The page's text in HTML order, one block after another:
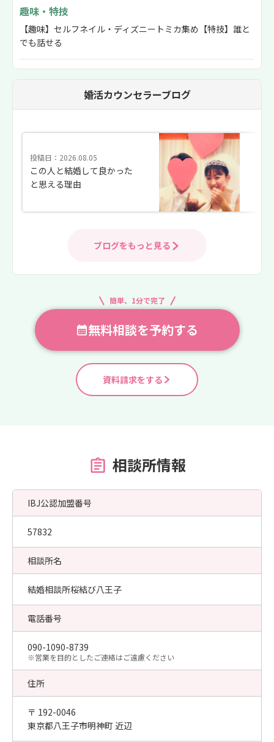
趣味・特技
【趣味】セルフネイル・ディズニートミカ集め【特技】誰と
でも話せる
婚活カウンセラーブログ
投稿日：2026.08.05
この人と結婚して良かった
と思える理由
ブログをもっと見る
簡単、1分で完了
無料相談を予約する
資料請求をする
相談所情報
IBJ公認加盟番号
57832
相談所名
結婚相談所桜結び八王子
電話番号
090-1090-8739
​※営業を目的としたご連絡はご遠慮ください
住所
〒 192-0046
東京都八王子市明神町 近辺